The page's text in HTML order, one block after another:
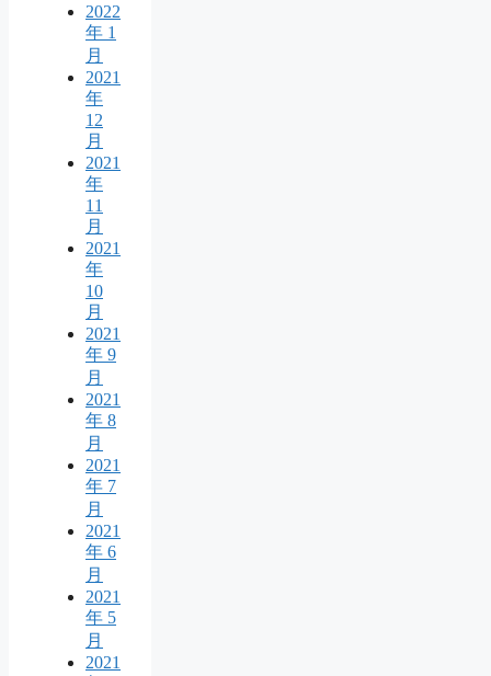
2022
年 1
月
2021
年
12
月
2021
年
11
月
2021
年
10
月
2021
年 9
月
2021
年 8
月
2021
年 7
月
2021
年 6
月
2021
年 5
月
2021